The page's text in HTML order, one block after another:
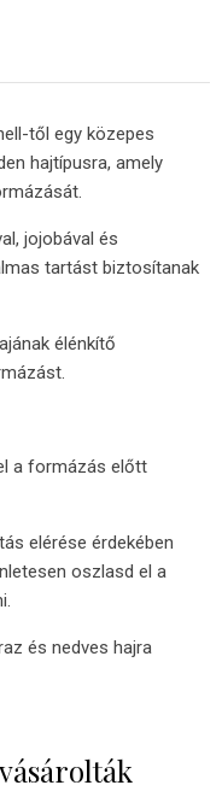
től egy közepes
hajtípusra, amely
jojobával és
tartást biztosítanak
élénkítő
a formázás előtt
elérése érdekében
oszlasd el a
és nedves hajra